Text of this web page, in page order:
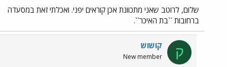
שלום, לרוטב שאני מתכוונת אכן קוראים יפני. ואכלתי זאת במסעדה
ברחובות ``בת האיכר``.
ק קושוש
New member